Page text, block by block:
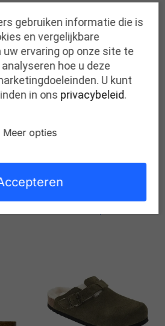
producten
gebruiken informatie die is
en vergelijkbare
ervaring op onze site te
hoe u deze
U kunt
in ons privacybeleid.
Meer opties